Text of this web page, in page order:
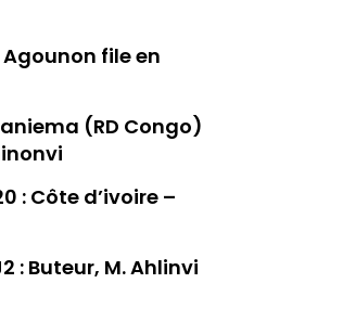
Agounon file en
(RD Congo)
: Côte d’ivoire –
: Buteur, M. Ahlinvi